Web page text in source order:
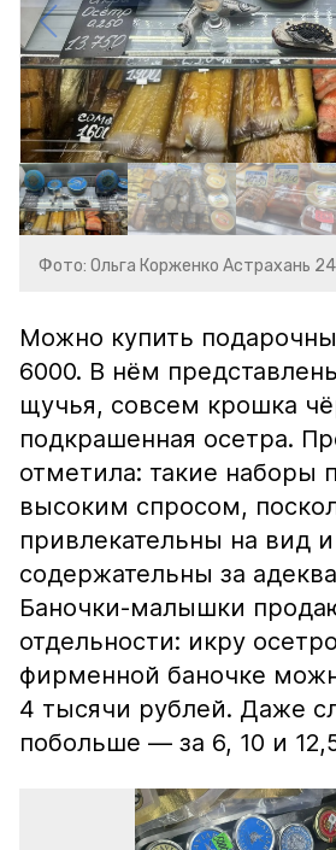
Фото: Ольга Корженко Астрахань 24
Можно купить
6000. В нём
щучья, совсем крошка
подкрашенная осетра.
отметила: такие наборы
высоким спросом,
привлекательны на вид
содержательны за
Баночки-малышки
отдельности: икру
фирменной баночке
4 тысячи рублей. Даже
побольше — за 6, 10 и